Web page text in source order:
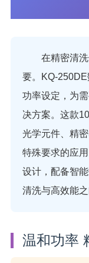
在精密清
要。KQ-250DE
功率设定，为
决方案。这款
光学元件、精
特殊要求的应
设计，配备智
清洗与高效能
温和功率